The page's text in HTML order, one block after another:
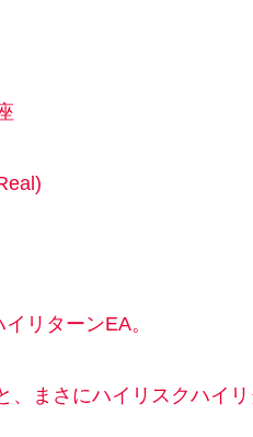
リターンEA。
、まさにハイリスクハイリ